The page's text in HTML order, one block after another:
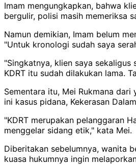
Imam mengungkapkan, bahwa
bergulir, polisi masih memeriksa
Namun demikian, Imam belum
"Untuk kronologi sudah saya
"Singkatnya, klien saya
KDRT itu sudah dilakukan lama.
Sementara itu, Mei Rukmana
ini kasus pidana, Kekerasan
"KDRT merupakan pelanggaran
menggelar sidang etik," kata Mei.
Diberitakan sebelumnya, wanita
kuasa hukumnya ingin